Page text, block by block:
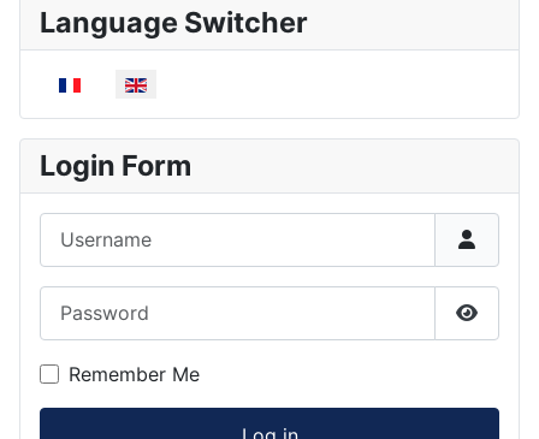
Language Switcher
Select your language
Login Form
Show
Remember Me